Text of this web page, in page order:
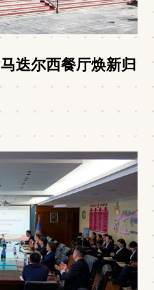
迭尔西餐厅焕新归